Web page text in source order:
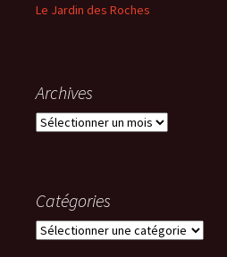
Le Jardin des Roches
Archives
Archives
Catégories
Catégories